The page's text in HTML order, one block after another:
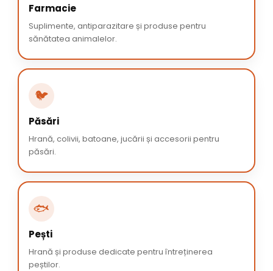
Farmacie
Suplimente, antiparazitare și produse pentru
sănătatea animalelor.
🐦
Păsări
Hrană, colivii, batoane, jucării și accesorii pentru
păsări.
🐟
Pești
Hrană și produse dedicate pentru întreținerea
peștilor.